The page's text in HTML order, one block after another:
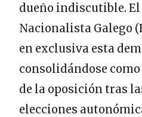
dueño indiscutible. El
Nacionalista Galego
en exclusiva esta
consolidándose
de la oposición tras
elecciones